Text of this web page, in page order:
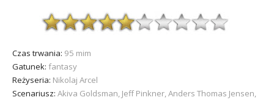
Czas trwania: 95 mim
Gatunek: fantasy
Reżyseria: Nikolaj Arcel
Scenariusz: Akiva Goldsman, Jeff Pinkner, Anders Thomas Jensen,